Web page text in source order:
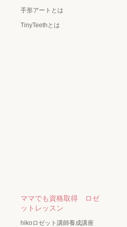
手形アートとは
TinyTeethとは
ママでも資格取得 ロゼ
ットレッスン
hikoロゼット講師養成講座